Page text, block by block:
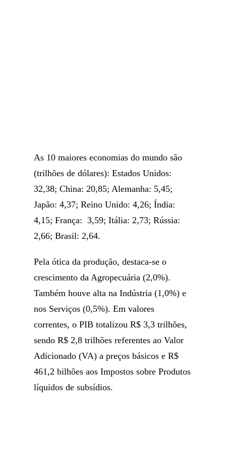
As 10 maiores economias do mundo são
(trilhões de dólares): Estados Unidos:
32,38; China: 20,85; Alemanha: 5,45;
Japão: 4,37; Reino Unido: 4,26; Índia:
4,15; França: 3,59; Itália: 2,73; Rússia:
2,66; Brasil: 2,64.
Pela ótica da produção, destaca-se o
crescimento da Agropecuária (2,0%).
Também houve alta na Indústria (1,0%) e
nos Serviços (0,5%). Em valores
correntes, o PIB totalizou R$ 3,3 trilhões,
sendo R$ 2,8 trilhões referentes ao Valor
Adicionado (VA) a preços básicos e R$
461,2 bilhões aos Impostos sobre Produtos
líquidos de subsídios.